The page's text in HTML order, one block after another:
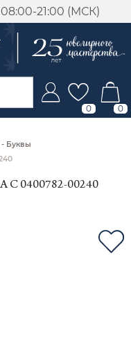
08:00-21:00 (МСК)
0 0
- Буквы
0400782-00240